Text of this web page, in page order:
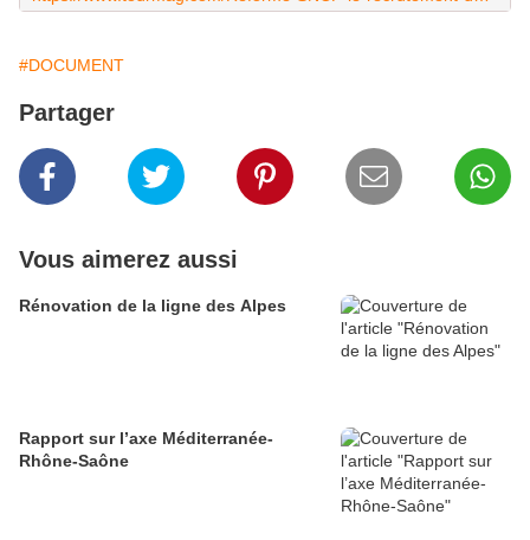
#DOCUMENT
Partager
Vous aimerez aussi
Rénovation de la ligne des Alpes
Rapport sur l’axe Méditerranée-
Rhône-Saône